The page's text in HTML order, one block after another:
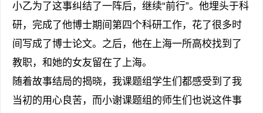
小乙为了这事纠结了一阵后，继续“前行”。他埋头于科
研，完成了他博士期间第四个科研工作，花了很多时
间写成了博士论文。之后，他在上海一所高校找到了
教职，和她的女友留在了上海。
随着故事结局的揭晓，我课题组学生们都感受到了我
当初的用心良苦，而小谢课题组的师生们也说这件事